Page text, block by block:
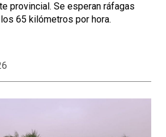
provincial. Se esperan ráfagas
65 kilómetros por hora.